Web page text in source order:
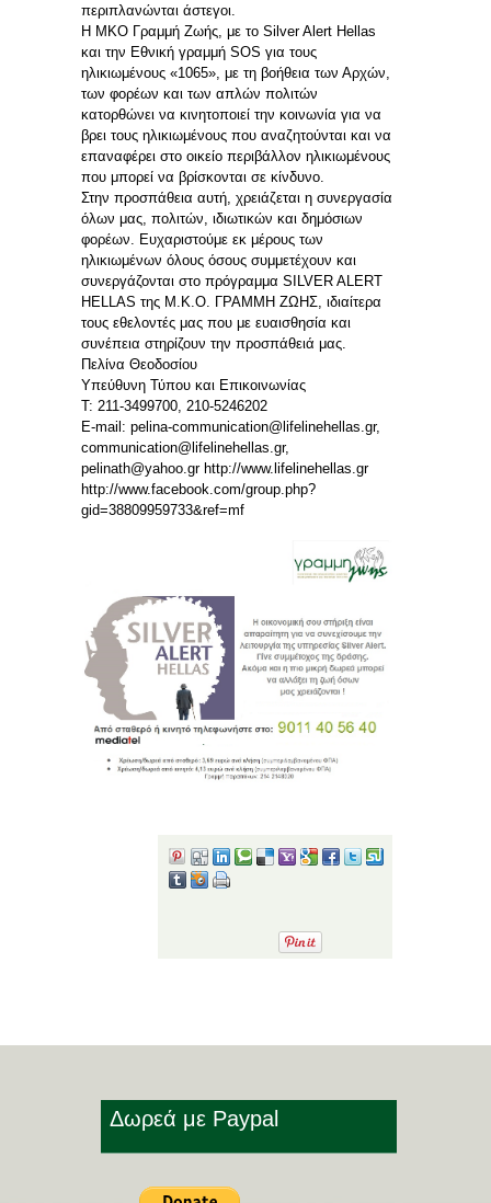
περιπλανώνται άστεγοι.
Η ΜΚΟ Γραμμή Ζωής, με το Silver Alert Hellas
και την Εθνική γραμμή SOS για τους
ηλικιωμένους «1065», με τη βοήθεια των Αρχών,
των φορέων και των απλών πολιτών
κατορθώνει να κινητοποιεί την κοινωνία για να
βρει τους ηλικιωμένους που αναζητούνται και να
επαναφέρει στο οικείο περιβάλλον ηλικιωμένους
που μπορεί να βρίσκονται σε κίνδυνο.
Στην προσπάθεια αυτή, χρειάζεται η συνεργασία
όλων μας, πολιτών, ιδιωτικών και δημόσιων
φορέων. Ευχαριστούμε εκ μέρους των
ηλικιωμένων όλους όσους συμμετέχουν και
συνεργάζονται στο πρόγραμμα SILVER ALERT
HELLAS της Μ.Κ.Ο. ΓΡΑΜΜΗ ΖΩΗΣ, ιδιαίτερα
τους εθελοντές μας που με ευαισθησία και
συνέπεια στηρίζουν την προσπάθειά μας.
Πελίνα Θεοδοσίου
Υπεύθυνη Τύπου και Επικοινωνίας
Τ: 211-3499700, 210-5246202
E-mail: pelina-communication@lifelinehellas.gr,
communication@lifelinehellas.gr,
pelinath@yahoo.gr http://www.lifelinehellas.gr
http://www.facebook.com/group.php?
gid=38809959733&ref=mf
Δωρεά με Paypal